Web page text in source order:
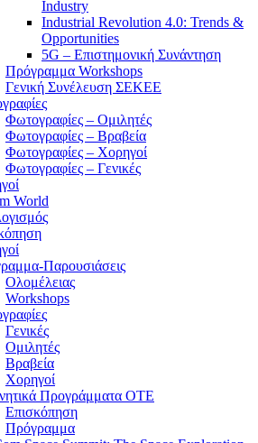
Industry
Industrial Revolution 4.0: Trends &
Opportunities
5G – Επιστημονική Συνάντηση
Πρόγραμμα Workshops
Γενική Συνέλευση ΣΕΚΕΕ
Φωτογραφίες – Ομιλητές
Φωτογραφίες – Βραβεία
Φωτογραφίες – Χορηγοί
Φωτογραφίες – Γενικές
World
Παρουσιάσεις
Ολομέλειας
Workshops
Γενικές
Ομιλητές
Βραβεία
Χορηγοί
Προγράμματα ΟΤΕ
Επισκόπηση
Πρόγραμμα